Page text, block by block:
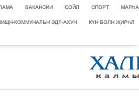
ВАКАНСИИ СОЙЛ СПОРТ
КОММУНАЛЬН ЭДЛ-АХУН КҮН БОЛН ҖИРҺЛ